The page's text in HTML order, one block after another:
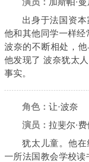
演员： 加斯帕·
出身于法国资
他和其他同学一样经
波奈的不断相处，
他发现了 波奈犹太
事实。
角色： 让·波奈
演员： 拉斐尔·
犹太儿童。他在
一所法国教会学校读